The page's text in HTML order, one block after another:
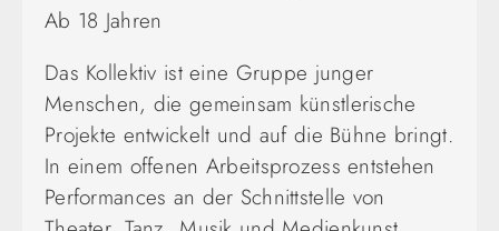
Ab 18 Jahren
Das Kollektiv ist eine Gruppe junger
Menschen, die gemeinsam künstlerische
Projekte entwickelt und auf die Bühne bringt.
In einem offenen Arbeitsprozess entstehen
Performances an der Schnittstelle von